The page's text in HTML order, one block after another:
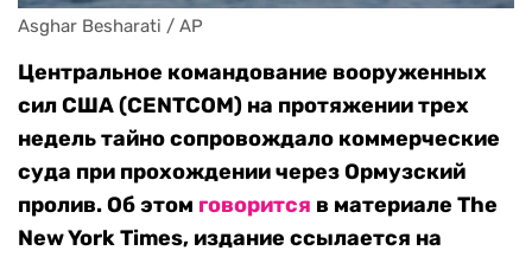
Asghar Besharati / AP
Центральное командование вооруженных
сил США (CENTCOM) на протяжении трех
недель тайно сопровождало коммерческие
суда при прохождении через Ормузский
пролив. Об этом говорится в материале The
New York Times, издание ссылается на